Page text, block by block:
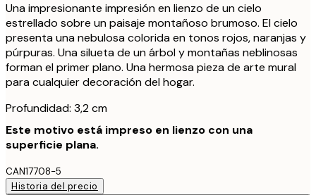
Una impresionante impresión en lienzo de un cielo
estrellado sobre un paisaje montañoso brumoso. El cielo
presenta una nebulosa colorida en tonos rojos, naranjas y
púrpuras. Una silueta de un árbol y montañas neblinosas
forman el primer plano. Una hermosa pieza de arte mural
para cualquier decoración del hogar.
Profundidad: 3,2 cm
Este motivo está impreso en lienzo con una
superficie plana.
CAN17708-5
Historia del precio